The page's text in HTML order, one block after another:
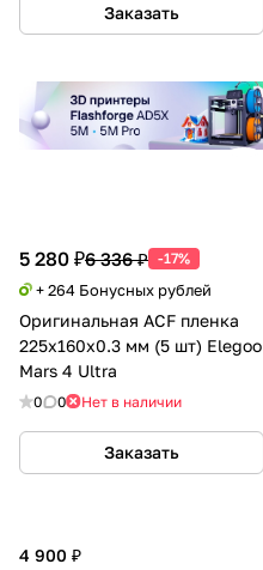
Заказать
5 280 ₽6 336 ₽ -17%
+ 264 Бонусных рублей
Оригинальная ACF пленка
225x160x0.3 мм (5 шт) Elegoo
Mars 4 Ultra
0 0 Нет в наличии
Заказать
4 900 ₽